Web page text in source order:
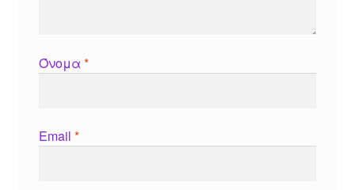
Όνομα *
Email *